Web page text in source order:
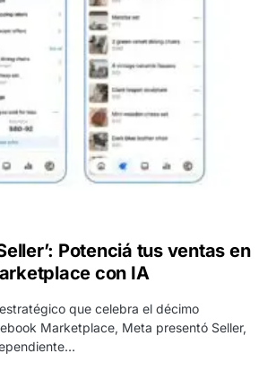
Potenciá tus ventas en
con IA
que celebra el décimo
Marketplace, Meta presentó Seller,